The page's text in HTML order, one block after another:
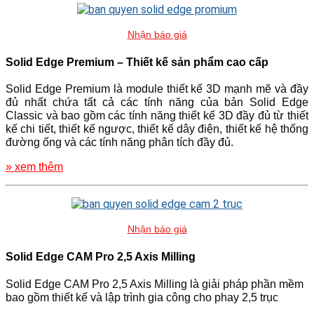
Nhận báo giá
Solid Edge Premium – Thiết kế sản phẩm cao cấp
Solid Edge Premium là module thiết kế 3D mạnh mẽ và đầy
đủ nhất chứa tất cả các tính năng của bản Solid Edge
Classic và bao gồm các tính năng thiết kế 3D đầy đủ từ thiết
kế chi tiết, thiết kế ngược, thiết kế dây điện, thiết kế hệ thống
đường ống và các tính năng phân tích đầy đủ.
» xem thêm
Nhận báo giá
Solid Edge CAM Pro 2,5 Axis Milling
Solid Edge CAM Pro 2,5 Axis Milling là giải pháp phần mềm
bao gồm thiết kế và lập trình gia công cho phay 2,5 trục